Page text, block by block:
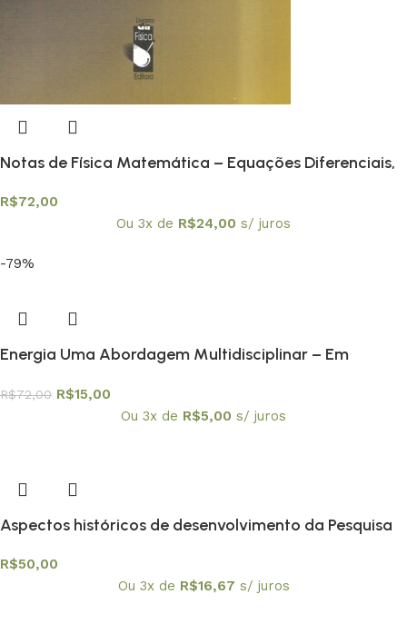
Notas de Física Matemática – Equações Diferenciais,
R$72,00
Ou 3x de R$24,00 s/ juros
-79%
Energia Uma Abordagem Multidisciplinar – Em
R$72,00 R$15,00
Ou 3x de R$5,00 s/ juros
Aspectos históricos de desenvolvimento da Pesquisa
R$50,00
Ou 3x de R$16,67 s/ juros